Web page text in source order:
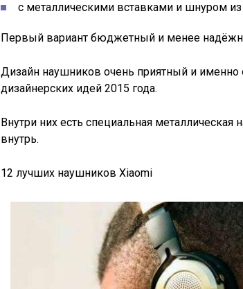
с металлическими вставками и шнуром из
Первый вариант бюджетный и менее
Дизайн наушников очень приятный и именно
дизайнерских идей 2015 года.
Внутри них есть специальная
внутрь.
12 лучших наушников Xiaomi